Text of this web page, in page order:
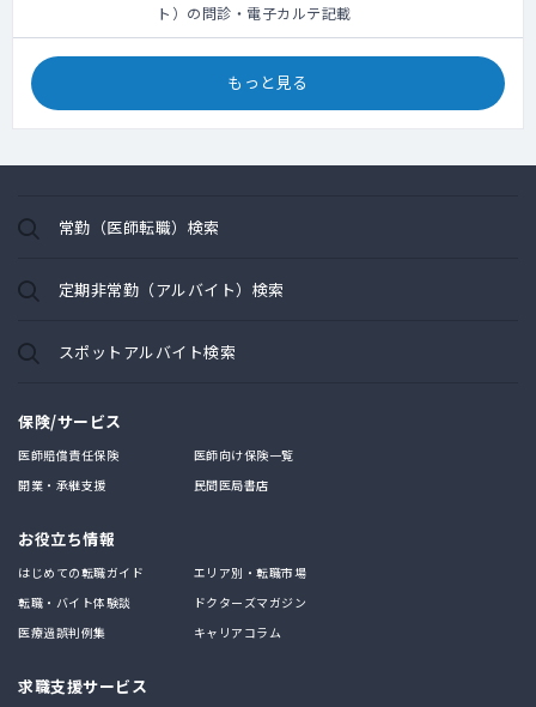
ト）の問診・電子カルテ記載
もっと見る
常勤（医師転職）検索
定期非常勤（アルバイト）検索
スポットアルバイト検索
保険/サービス
医師賠償責任保険
医師向け保険一覧
開業・承継支援
民間医局書店
お役立ち情報
はじめての転職ガイド
エリア別・転職市場
転職・バイト体験談
ドクターズマガジン
医療過誤判例集
キャリアコラム
求職支援サービス